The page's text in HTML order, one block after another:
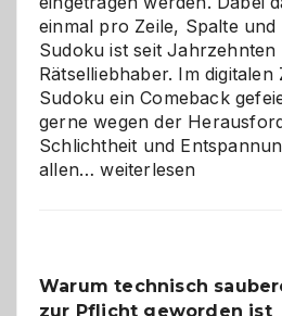
einmal pro Zeile, Spalte
Sudoku ist seit Jahrzehnten
Rätselliebhaber. Im digitalen
Sudoku ein Comeback
gerne wegen der
Schlichtheit und
allen…Sudoku
den
Logikrätseln
weiterlesen
Warum technisch
zur Pflicht geworden ist